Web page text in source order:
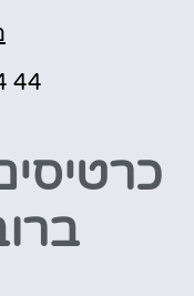
44